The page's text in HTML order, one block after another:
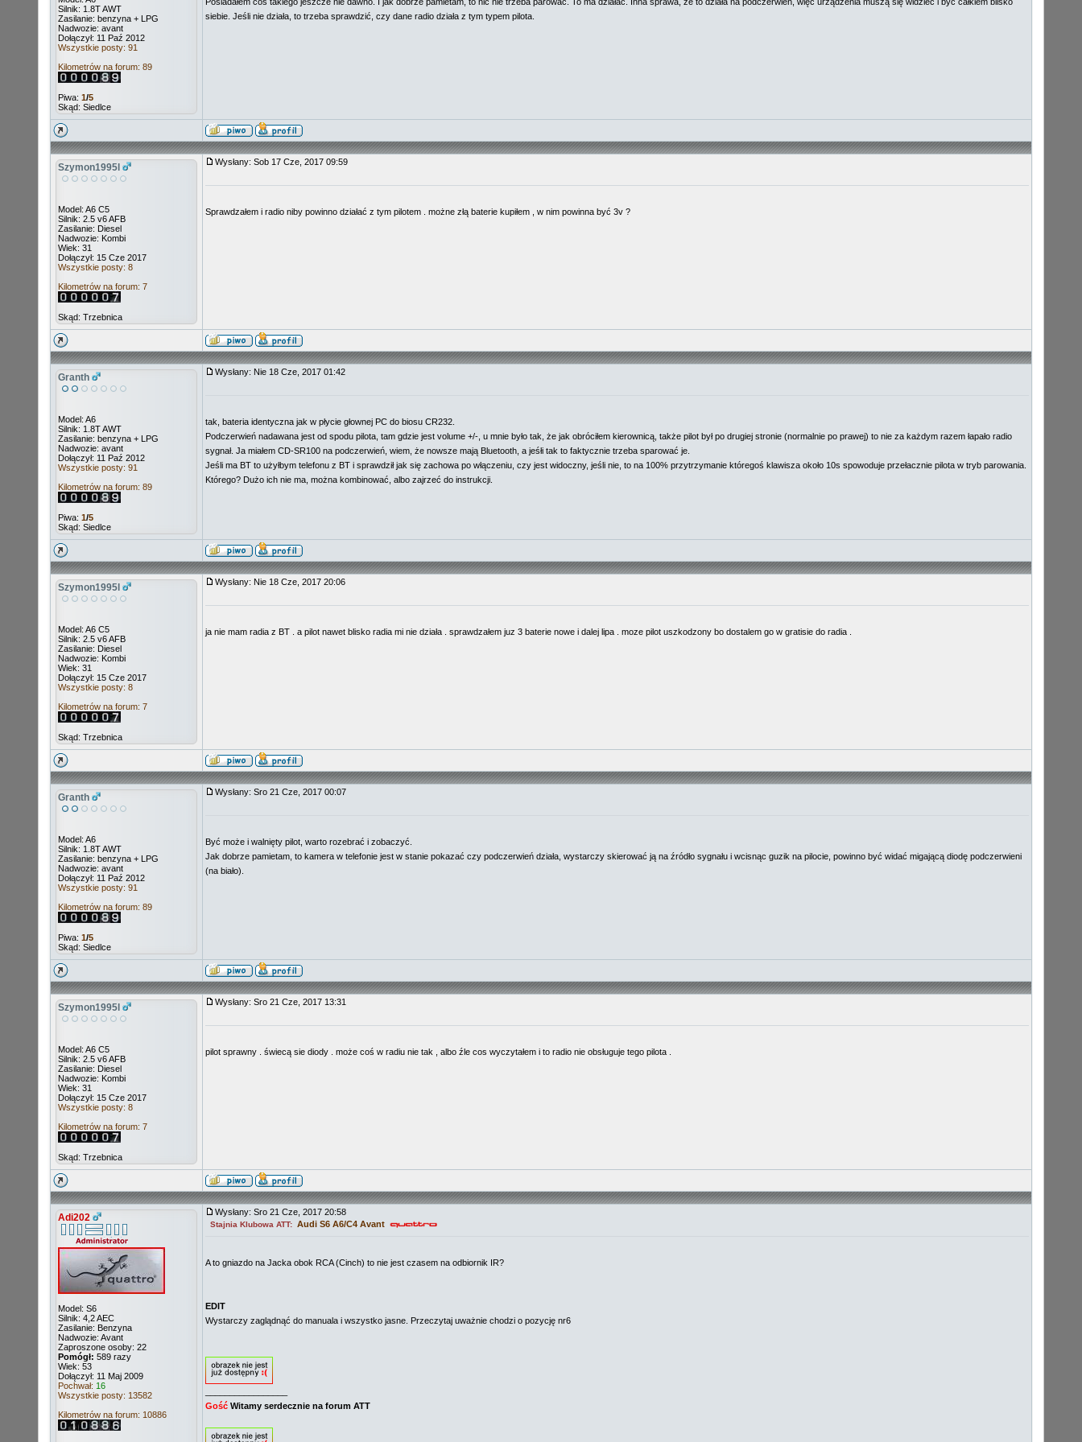
Silnik: 1.8T AWT
Zasilanie: benzyna + LPG
Nadwozie: avant
Dołączył: 11 Paź 2012
Wszystkie posty: 91
Kilometrów na forum: 89
Piwa: 1/5
Skąd: Siedlce
siebie. Jeśli nie działa, to trzeba sprawdzić, czy dane radio działa z tym typem pilota.
Szymon1995l
Model: A6 C5
Silnik: 2.5 v6 AFB
Zasilanie: Diesel
Nadwozie: Kombi
Wiek: 31
Dołączył: 15 Cze 2017
Wszystkie posty: 8
Kilometrów na forum: 7
Skąd: Trzebnica
Wysłany: Sob 17 Cze, 2017 09:59
Sprawdzałem i radio niby powinno działać z tym pilotem . możne złą baterie kupiłem , w nim powinna być 3v ?
Granth
Model: A6
Silnik: 1.8T AWT
Zasilanie: benzyna + LPG
Nadwozie: avant
Dołączył: 11 Paź 2012
Wszystkie posty: 91
Kilometrów na forum: 89
Piwa: 1/5
Skąd: Siedlce
Wysłany: Nie 18 Cze, 2017 01:42
tak, bateria identyczna jak w płycie głownej PC do biosu CR232.
Podczerwień nadawana jest od spodu pilota, tam gdzie jest volume +/-, u mnie było tak, że jak obróciłem kierownicą, także pilot był po drugiej stronie (normalnie po prawej) to nie za każdym razem łapało radio
sygnał. Ja miałem CD-SR100 na podczerwień, wiem, że nowsze mają Bluetooth, a jeśłi tak to faktycznie trzeba sparować je.
Jeśli ma BT to użyłbym telefonu z BT i sprawdził jak się zachowa po włączeniu, czy jest widoczny, jeśli nie, to na 100% przytrzymanie któregoś klawisza około 10s spowoduje przełacznie pilota w tryb parowania.
Którego? Dużo ich nie ma, można kombinować, albo zajrzeć do instrukcji.
Szymon1995l
Model: A6 C5
Silnik: 2.5 v6 AFB
Zasilanie: Diesel
Nadwozie: Kombi
Wiek: 31
Dołączył: 15 Cze 2017
Wszystkie posty: 8
Kilometrów na forum: 7
Skąd: Trzebnica
Wysłany: Nie 18 Cze, 2017 20:06
ja nie mam radia z BT . a pilot nawet blisko radia mi nie działa . sprawdzałem juz 3 baterie nowe i dalej lipa . moze pilot uszkodzony bo dostalem go w gratisie do radia .
Granth
Model: A6
Silnik: 1.8T AWT
Zasilanie: benzyna + LPG
Nadwozie: avant
Dołączył: 11 Paź 2012
Wszystkie posty: 91
Kilometrów na forum: 89
Piwa: 1/5
Skąd: Siedlce
Wysłany: Sro 21 Cze, 2017 00:07
Być może i walnięty pilot, warto rozebrać i zobaczyć.
Jak dobrze pamietam, to kamera w telefonie jest w stanie pokazać czy podczerwień działa, wystarczy skierować ją na źródło sygnału i wcisnąc guzik na pilocie, powinno być widać migającą diodę podczerwieni
(na biało).
Szymon1995l
Model: A6 C5
Silnik: 2.5 v6 AFB
Zasilanie: Diesel
Nadwozie: Kombi
Wiek: 31
Dołączył: 15 Cze 2017
Wszystkie posty: 8
Kilometrów na forum: 7
Skąd: Trzebnica
Wysłany: Sro 21 Cze, 2017 13:31
pilot sprawny . świecą sie diody . może coś w radiu nie tak , albo źle cos wyczytałem i to radio nie obsługuje tego pilota .
Adi202
Model: S6
Silnik: 4,2 AEC
Zasilanie: Benzyna
Nadwozie: Avant
Zaproszone osoby: 22
Pomógł: 589 razy
Wiek: 53
Dołączył: 11 Maj 2009
Pochwał: 16
Wszystkie posty: 13582
Kilometrów na forum: 10886
Wysłany: Sro 21 Cze, 2017 20:58
Stajnia Klubowa ATT: Audi S6 A6/C4 Avant
A to gniazdo na Jacka obok RCA (Cinch) to nie jest czasem na odbiornik IR?
EDIT
Wystarczy zaglądnąć do manuala i wszystko jasne. Przeczytaj uważnie chodzi o pozycję nr6
Gość Witamy serdecznie na forum ATT